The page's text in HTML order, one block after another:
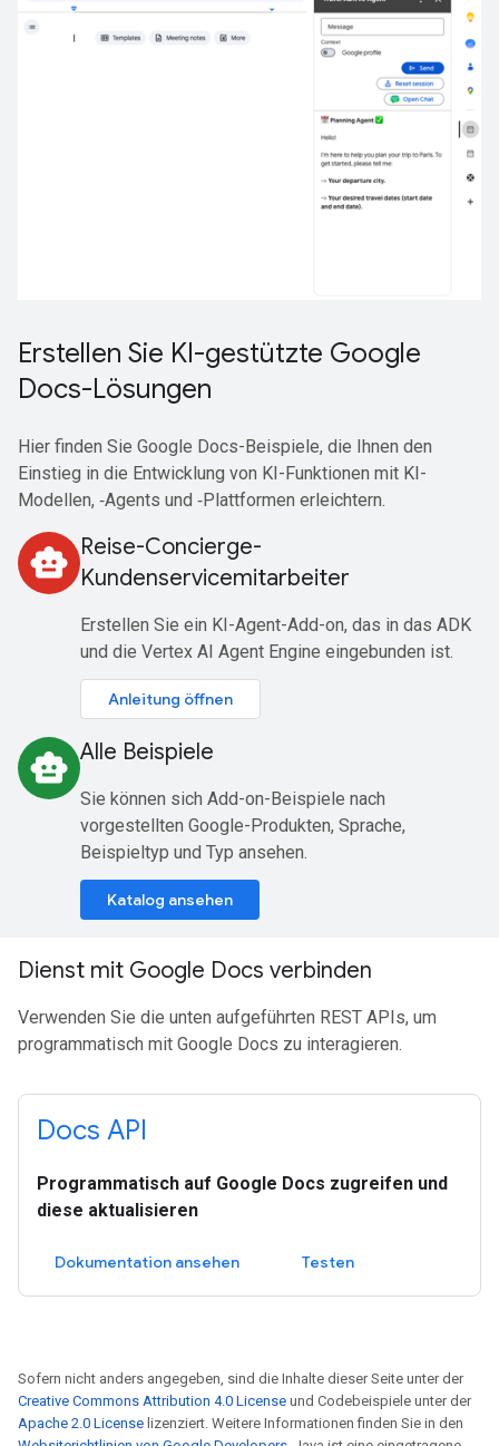
Erstellen Sie KI-gestützte Google
Docs-Lösungen
Hier finden Sie Google Docs-Beispiele, die Ihnen den
Einstieg in die Entwicklung von KI-Funktionen mit KI-
Modellen, ‑Agents und ‑Plattformen erleichtern.
smart_toy Reise-Concierge-
Kundenservicemitarbeiter
Erstellen Sie ein KI-Agent-Add-on, das in das ADK
und die Vertex AI Agent Engine eingebunden ist.
Anleitung öffnen
smart_toy Alle Beispiele
Sie können sich Add-on-Beispiele nach
vorgestellten Google-Produkten, Sprache,
Beispieltyp und Typ ansehen.
Katalog ansehen
Dienst mit Google Docs verbinden
Verwenden Sie die unten aufgeführten REST APIs, um
programmatisch mit Google Docs zu interagieren.
Docs API
Programmatisch auf Google Docs zugreifen und
diese aktualisieren
Dokumentation ansehen Testen
Sofern nicht anders angegeben, sind die Inhalte dieser Seite unter der
Creative Commons Attribution 4.0 License und Codebeispiele unter der
Apache 2.0 License lizenziert. Weitere Informationen finden Sie in den